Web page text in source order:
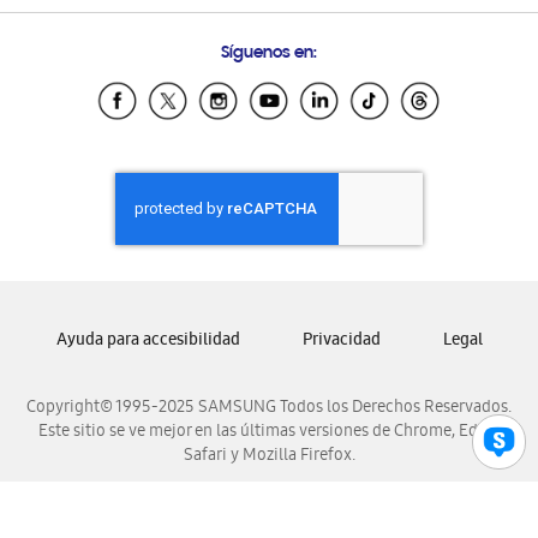
Samsung Ecuador
Samsung El Salvador
Samsung Honduras
Samsung Nicaragua
Samsung Panamá
Samsung Venezuela
Síguenos en:
Copyright© 1995-2025 SAMSUNG Todos los Derechos Reservados.
Este sitio se ve mejor en las últimas versiones de Chrome, Edge,
Safari y Mozilla Firefox.
Ayuda para accesibilidad Privacidad Legal